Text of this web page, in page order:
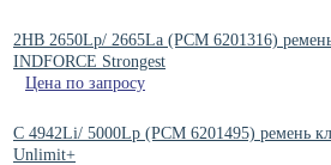
2HB 2650Lp/ 2665La (PCM 6201316)
INDFORCE Strongest
Цена по запросу
C 4942Li/ 5000Lp (РСМ 6201495) ремень
Unlimit+